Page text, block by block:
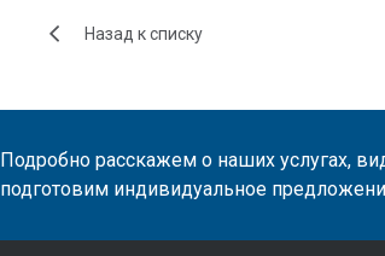
Назад к списку
Подробно расскажем о наших услугах,
подготовим индивидуальное